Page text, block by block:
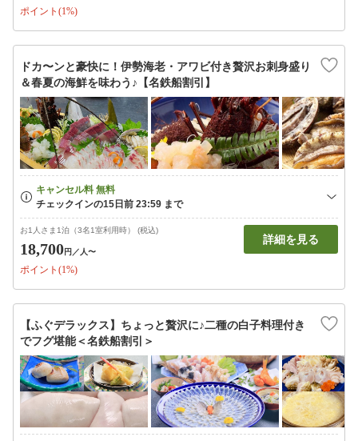
ポイント(1%)
ドカ〜ンと豪快に！伊勢海老・アワビ付き贅沢お刺身盛り
＆春夏の海鮮を味わう♪【名鉄船割引】
お1人さま1泊（3名1室利用時） (税込)
18,700円 ／人〜
ポイント(1%)
詳細を見る
【ふぐデラックス】ちょっと贅沢に♪二種の白子料理付き
でフグ堪能＜名鉄船割引＞